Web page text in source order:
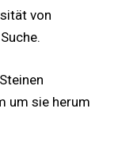
von
um sie herum